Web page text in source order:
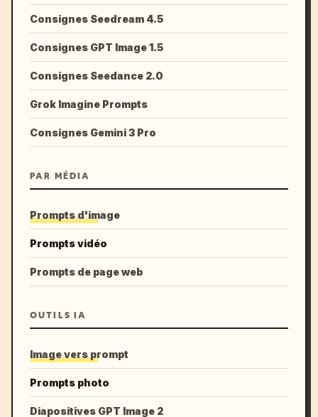
Consignes Seedream 4.5
Consignes GPT Image 1.5
Consignes Seedance 2.0
Grok Imagine Prompts
Consignes Gemini 3 Pro
PAR MÉDIA
Prompts d'image
Prompts vidéo
Prompts de page web
OUTILS IA
Image vers prompt
Prompts photo
Diapositives GPT Image 2